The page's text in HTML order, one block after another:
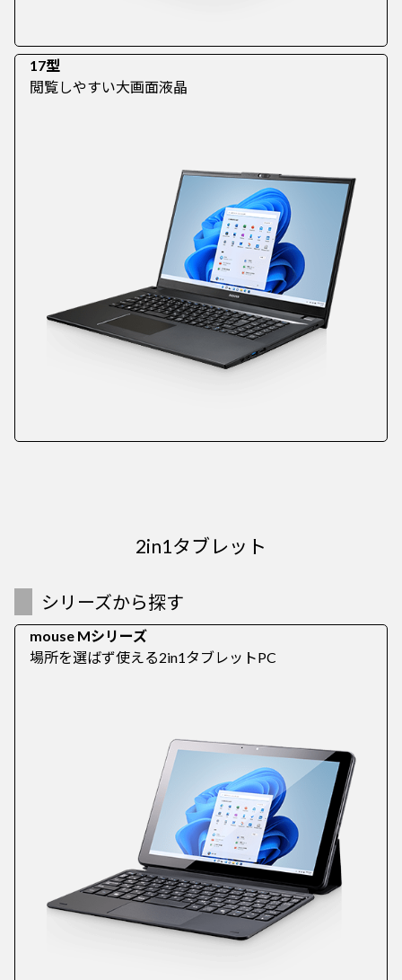
17型
閲覧しやすい大画面液晶
2in1タブレット
シリーズから探す
mouse Mシリーズ
場所を選ばず使える2in1タブレットPC